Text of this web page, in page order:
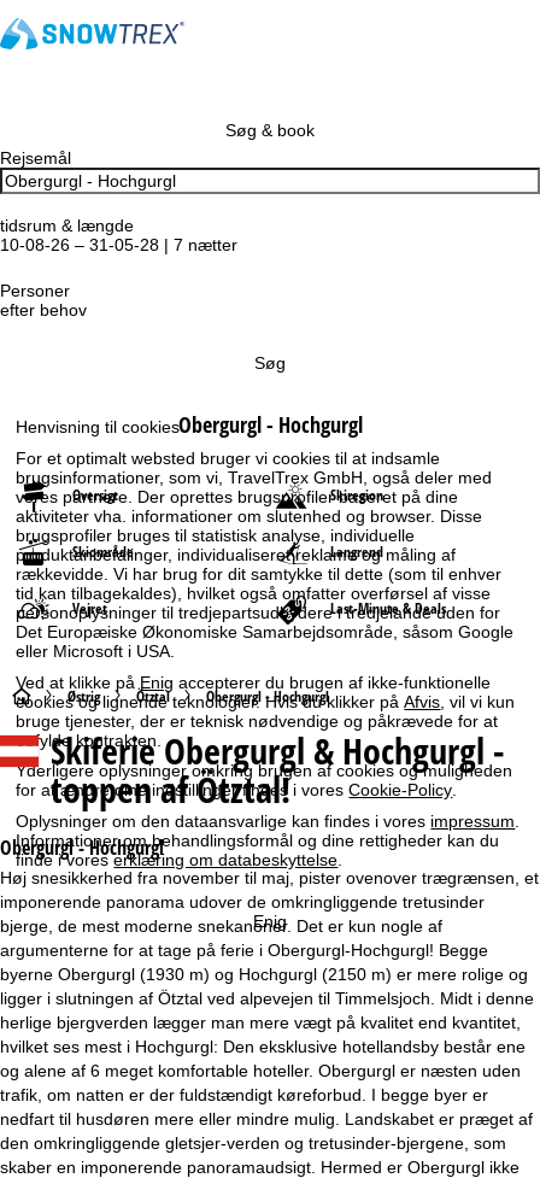
Henvisning til cookies
For et optimalt websted bruger vi cookies til at indsamle
brugsinformationer, som vi, TravelTrex GmbH, også deler med
vores partnere. Der oprettes brugsprofiler baseret på dine
aktiviteter vha. informationer om slutenhed og browser. Disse
brugsprofiler bruges til statistisk analyse, individuelle
produktanbefalinger, individualiseret reklame og måling af
rækkevidde. Vi har brug for dit samtykke til dette (som til enhver
tid kan tilbagekaldes), hvilket også omfatter overførsel af visse
personoplysninger til tredjepartsudbydere i tredjelande uden for
Det Europæiske Økonomiske Samarbejdsområde, såsom Google
eller Microsoft i USA.
Ved at klikke påEnig accepterer du brugen af ikke-funktionelle
cookies og lignende teknologier. Hvis du klikker påAfvis, vil vi kun
bruge tjenester, der er teknisk nødvendige og påkrævede for at
opfylde kontrakten.
Yderligere oplysninger omkring brugen af cookies og muligheden
for at ændre dine indstillinger findes i voresCookie-Policy
Oplysninger om den dataansvarlige kan findes i vores impressum
Informationer om behandlingsformål og dine rettigheder kan du
finde i voreserklæring om databeskyttelse
Enig
Søg & book
Rejsemål
tidsrum & længde
10-08-26 – 31-05-28 | 7 nætter
Personer
efter behov
Søg
Obergurgl - Hochgurgl
Oversigt Skiregion
Skiområde Langrend
Vejret Last-Minute & Deals
S
t
a
r
s
d
e
Østrig Ötztal Obergurgl - Hochgurgl
SkiferieObergurgl & Hochgurgl -
toppen af Ötztal!
Obergurgl - Hochgurgl
Høj snesikkerhed fra november til maj, pister ovenover trægrænsen, et
imponerende panorama udover de omkringliggende tretusinder
bjerge, de mest moderne snekanoner. Det er kun nogle af
argumenterne for at tage på ferie i Obergurgl-Hochgurgl! Begge
byerne Obergurgl (1930 m) og Hochgurgl (2150 m) er mere rolige og
ligger i slutningen af Ötztal ved alpevejen til Timmelsjoch. Midt i denne
herlige bjergverden lægger man mere vægt på kvalitet end kvantitet,
hvilket ses mest i Hochgurgl: Den eksklusive hotellandsby består ene
og alene af 6 meget komfortable hoteller. Obergurgl er næsten uden
trafik, om natten er der fuldstændigt køreforbud. I begge byer er
nedfart til husdøren mere eller mindre mulig. Landskabet er præget af
den omkringliggende gletsjer-verden og tretusinder-bjergene, som
skaber en imponerende panoramaudsigt. Hermed er Obergurgl ikke